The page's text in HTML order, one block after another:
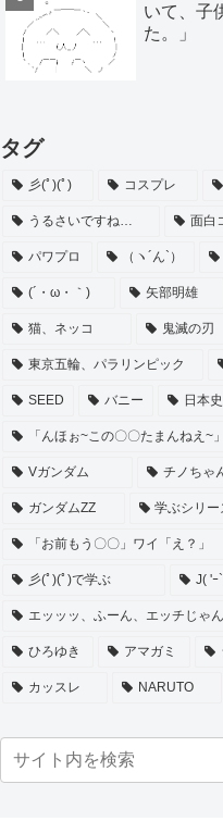
いて、子
た。」
タグ
彡(ﾟ)(ﾟ) コスプレ
うるさいですね… 面白
パワプロ （ヽ´ん`）
(´・ω・｀) 矢部明雄
猫、ネッコ 鬼滅の刃
東京五輪、パラリンピック
SEED バニー 日本史
「んほぉ~この〇〇たまんねえ~」
Vガンダム チノちゃ
ガンダムZZ 学ぶシリー
「お前もう〇〇」ワイ「え？」
彡(ﾟ)(ﾟ)で学ぶ J( 'ｰ
エッッッ、ふーん、エッチじゃ
ひろゆき アマガミ
カッスレ NARUTO